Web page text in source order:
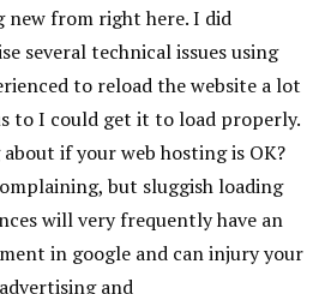
new from right here. I did
several technical issues using
to reload the website a lot
to I could get it to load properly.
if your web hosting is OK?
but sluggish loading
will very frequently have an
in google and can injury your
and